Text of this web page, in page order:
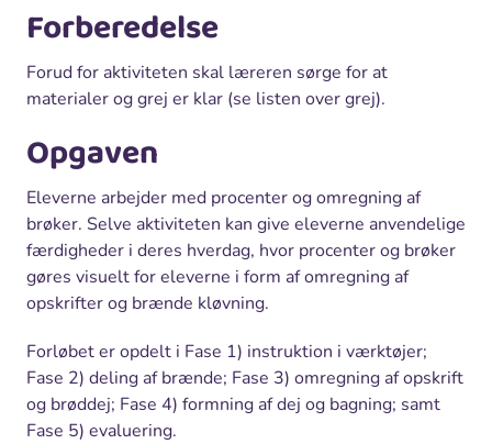
Forberedelse
Forud for aktiviteten skal læreren sørge for at
materialer og grej er klar (se listen over grej).
Opgaven
Eleverne arbejder med procenter og omregning af
brøker. Selve aktiviteten kan give eleverne anvendelige
færdigheder i deres hverdag, hvor procenter og brøker
gøres visuelt for eleverne i form af omregning af
opskrifter og brænde kløvning.
Forløbet er opdelt i Fase 1) instruktion i værktøjer;
Fase 2) deling af brænde; Fase 3) omregning af opskrift
og brøddej; Fase 4) formning af dej og bagning; samt
Fase 5) evaluering.